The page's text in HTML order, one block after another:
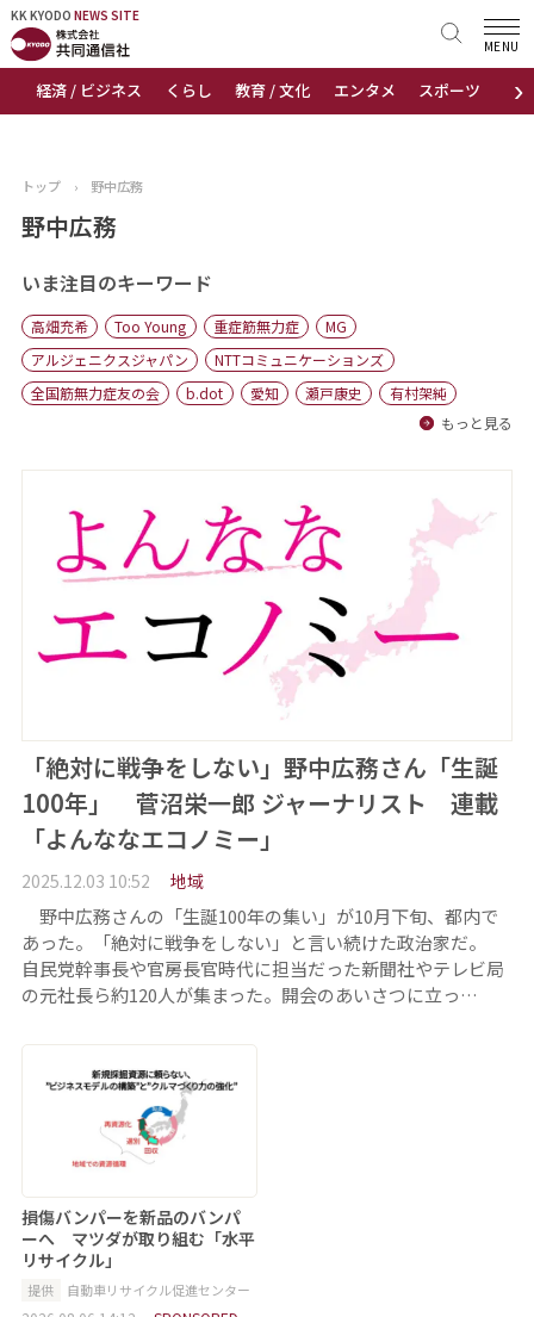
KK KYODO NEWS SITE
›
経済 / ビジネス くらし 教育 / 文化 エンタメ スポーツ 地域
MENU
KK KYODONEWS SITE
トップページ
ニュース
おすすめコンテンツ
出版物
会社概要
トップ › 野中広務
野中広務
いま注目のキーワード
高畑充希 Too Young 重症筋無力症
MG
アルジェニクスジャパン
NTTコミュニケーションズ
全国筋無力症友の会
b.dot 愛知 瀬戸康史
有村架純
もっと見る
「絶対に戦争をしない」野中広務さん「生誕
100年」 菅沼栄一郎 ジャーナリスト 連載
「よんななエコノミー」
2025.12.03 10:52 地域
野中広務さんの「生誕100年の集い」が10月下旬、都内で
あった。「絶対に戦争をしない」と言い続けた政治家だ。
自民党幹事長や官房長官時代に担当だった新聞社やテレビ局
の元社長ら約120人が集まった。開会のあいさつに立っ…
損傷バンパーを新品のバンパ
ーへ マツダが取り組む「水平
リサイクル」
提供 自動車リサイクル促進センター